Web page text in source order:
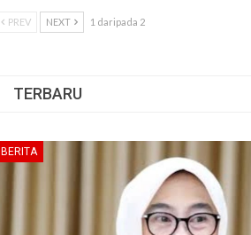
PREV NEXT 1 daripada 2
TERBARU
BERITA